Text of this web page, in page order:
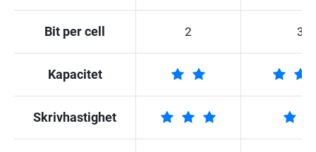
Bit per cell 2 3
Kapacitet
Skrivhastighet